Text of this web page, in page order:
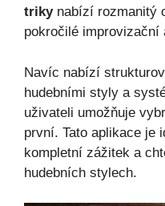
trikynabízí rozmanitý
pokročilé improvizační
Navíc nabízí
hudebními styly a
uživateli umožňuje
první. Tato aplikace je
kompletní zážitek a
hudebních stylech.